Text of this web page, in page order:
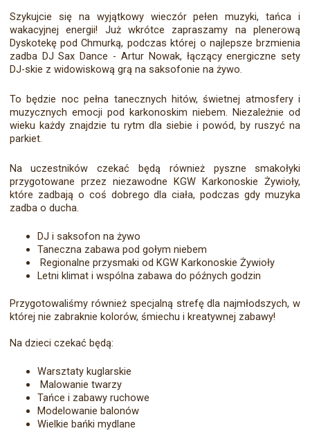
Szykujcie się na wyjątkowy wieczór pełen muzyki, tańca i
wakacyjnej energii! Już wkrótce zapraszamy na plenerową
Dyskotekę pod Chmurką, podczas której o najlepsze brzmienia
zadba DJ Sax Dance - Artur Nowak, łączący energiczne sety
DJ-skie z widowiskową grą na saksofonie na żywo.
To będzie noc pełna tanecznych hitów, świetnej atmosfery i
muzycznych emocji pod karkonoskim niebem. Niezależnie od
wieku każdy znajdzie tu rytm dla siebie i powód, by ruszyć na
parkiet.
Na uczestników czekać będą również pyszne smakołyki
przygotowane przez niezawodne KGW Karkonoskie Żywioły,
które zadbają o coś dobrego dla ciała, podczas gdy muzyka
zadba o ducha.
DJ i saksofon na żywo
Taneczna zabawa pod gołym niebem
Regionalne przysmaki od KGW Karkonoskie Żywioły
Letni klimat i wspólna zabawa do późnych godzin
Przygotowaliśmy również specjalną strefę dla najmłodszych, w
której nie zabraknie kolorów, śmiechu i kreatywnej zabawy!
Na dzieci czekać będą:
Warsztaty kuglarskie
Malowanie twarzy
Tańce i zabawy ruchowe
Modelowanie balonów
Wielkie bańki mydlane